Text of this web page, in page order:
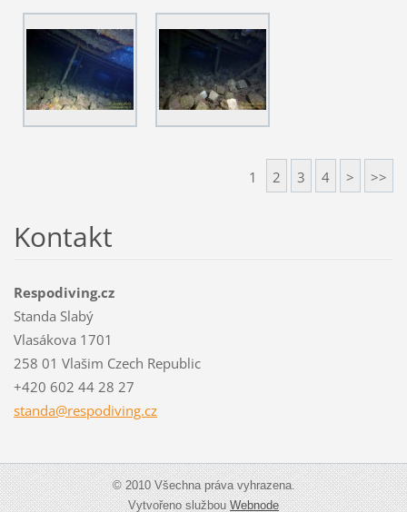
1 2 3 4 > >>
Kontakt
Respodiving.cz
Standa Slabý
Vlasákova 1701
258 01 Vlašim Czech Republic
+420 602 44 28 27
standa@respodiving.cz
© 2010 Všechna práva vyhrazena.
Vytvořeno službouWebnode